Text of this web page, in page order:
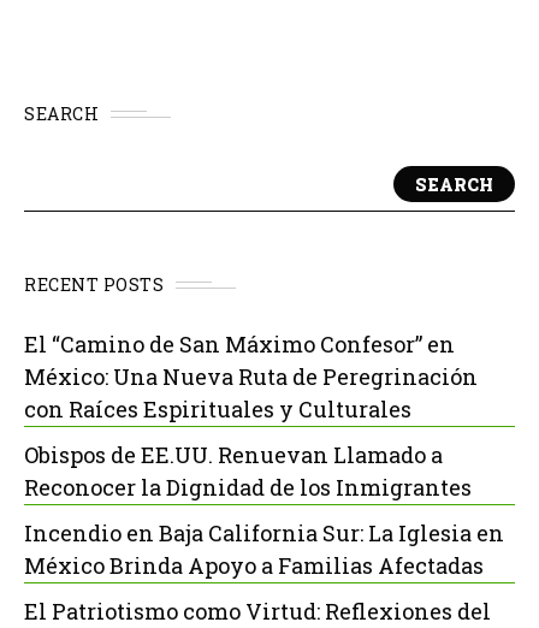
SEARCH
SEARCH
RECENT POSTS
El “Camino de San Máximo Confesor” en
México: Una Nueva Ruta de Peregrinación
con Raíces Espirituales y Culturales
Obispos de EE.UU. Renuevan Llamado a
Reconocer la Dignidad de los Inmigrantes
Incendio en Baja California Sur: La Iglesia en
México Brinda Apoyo a Familias Afectadas
El Patriotismo como Virtud: Reflexiones del